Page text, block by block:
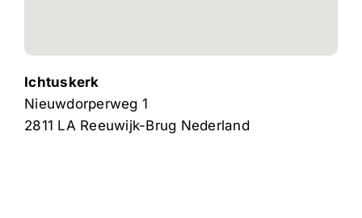
Ichtuskerk
Nieuwdorperweg 1
2811 LA Reeuwijk-Brug Nederland